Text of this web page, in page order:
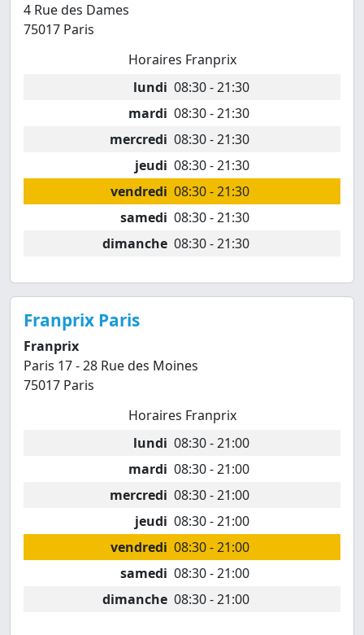
4 Rue des Dames
75017 Paris
Horaires Franprix
lundi 08:30 - 21:30
mardi 08:30 - 21:30
mercredi 08:30 - 21:30
jeudi 08:30 - 21:30
vendredi 08:30 - 21:30
samedi 08:30 - 21:30
dimanche 08:30 - 21:30
Franprix Paris
Franprix
Paris 17 - 28 Rue des Moines
75017 Paris
Horaires Franprix
lundi 08:30 - 21:00
mardi 08:30 - 21:00
mercredi 08:30 - 21:00
jeudi 08:30 - 21:00
vendredi 08:30 - 21:00
samedi 08:30 - 21:00
dimanche 08:30 - 21:00